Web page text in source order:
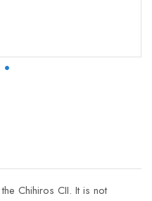
Chihiros CII. It is not